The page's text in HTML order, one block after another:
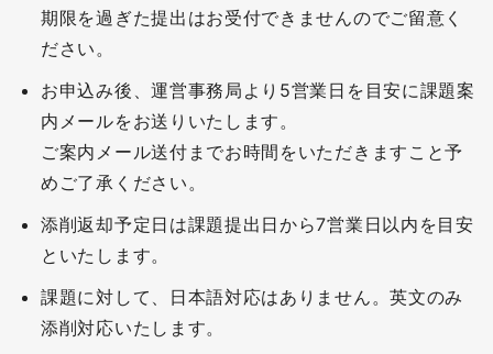
期限を過ぎた提出はお受付できませんのでご留意く
ださい。
お申込み後、運営事務局より5営業日を目安に課題案
内メールをお送りいたします。
ご案内メール送付までお時間をいただきますこと予
めご了承ください。
添削返却予定日は課題提出日から7営業日以内を目安
といたします。
課題に対して、日本語対応はありません。英文のみ
添削対応いたします。